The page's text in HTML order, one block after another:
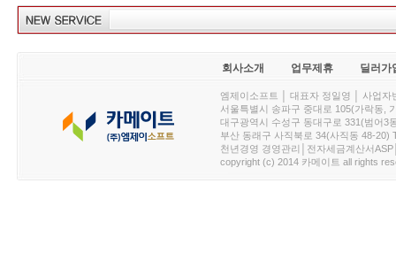
회사소개 업무제휴 딜러가
엠제이소프트 │ 대표자 정일영 │ 사업
서울특별시 송파구 중대로 105(가락동,
대구광역시 수성구 동대구로 331(범어3
부산 동래구 사직북로 34(사직동 48-20)
천년경영 경영관리│전자세금계산서
copyright (c) 2014 카메이트 all rights